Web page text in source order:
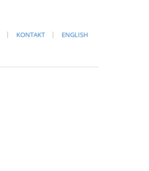
KONTAKT ENGLISH